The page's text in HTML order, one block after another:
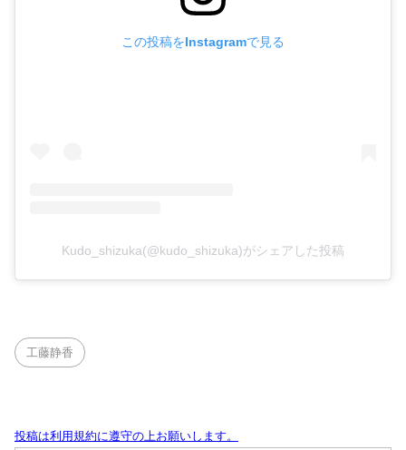
この投稿をInstagramで見る
Kudo_shizuka(@kudo_shizuka)がシェアした投稿
工藤静香